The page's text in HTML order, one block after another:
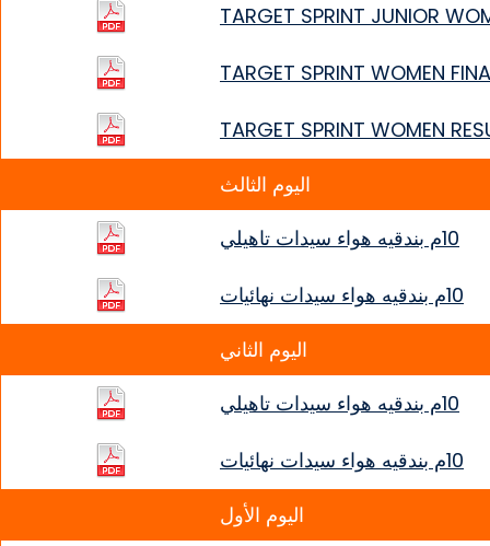
TARGET SPRINT JUNIOR
TARGET SPRINT WOMEN
TARGET SPRINT WOMEN
اليوم الثالث
10م بندقيه هواء سيدات تاهيلي
10م بندقيه هواء سيدات نهائيات
اليوم الثاني
10م بندقيه هواء سيدات تاهيلي
10م بندقيه هواء سيدات نهائيات
اليوم الأول